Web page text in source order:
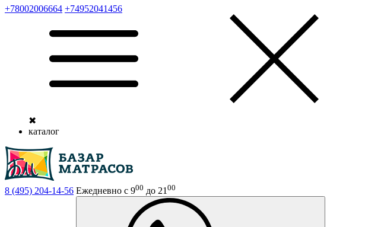
+78002006664 +74952041456
✖
каталог
8 (495) 204-14-56 Ежедневно с 900 до 21 00